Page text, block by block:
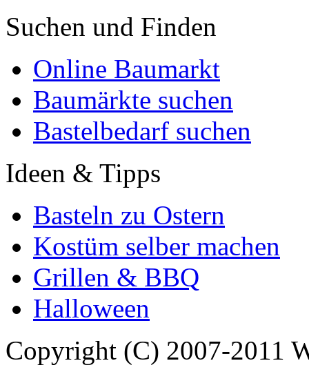
Suchen und Finden
Online Baumarkt
Baumärkte suchen
Bastelbedarf suchen
Ideen & Tipps
Basteln zu Ostern
Kostüm selber machen
Grillen & BBQ
Halloween
Copyright (C) 2007-2011